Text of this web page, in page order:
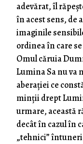
adevărat, îl
în acest sens, de
imaginile
ordinea în care
Omul căruia
Lumina Sa nu va
aberaţiei ce
minţii drept
urmare, această
decât în cazul în
„tehnici”